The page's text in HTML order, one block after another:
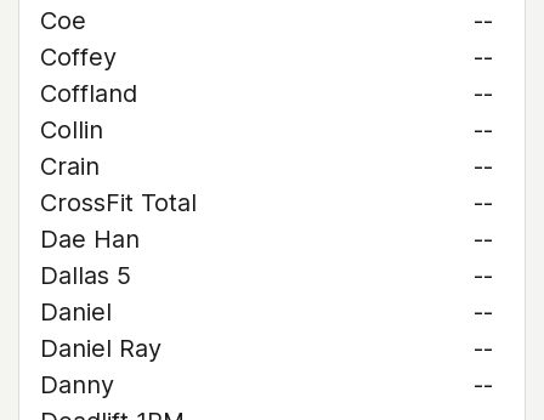
Coe
--
Coffey
--
Coffland
--
Collin
--
Crain
--
CrossFit Total
--
Dae Han
--
Dallas 5
--
Daniel
--
Daniel Ray
--
Danny
--